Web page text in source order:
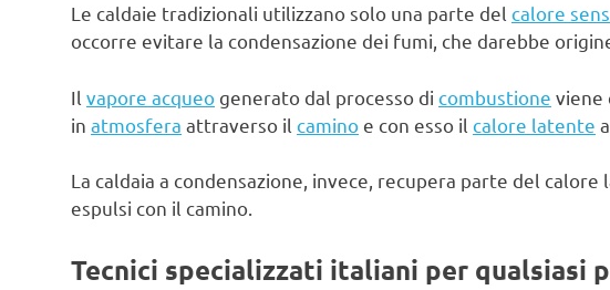
Le caldaie tradizionali utilizzano solo una parte del calore
occorre evitare la condensazione dei fumi, che darebbe
Il vapore acqueo generato dal processo di combustione viene
in atmosfera attraverso il camino e con esso il calore latente
La caldaia a condensazione, invece, recupera parte del
espulsi con il camino.
Tecnici specializzati italiani per qualsiasi